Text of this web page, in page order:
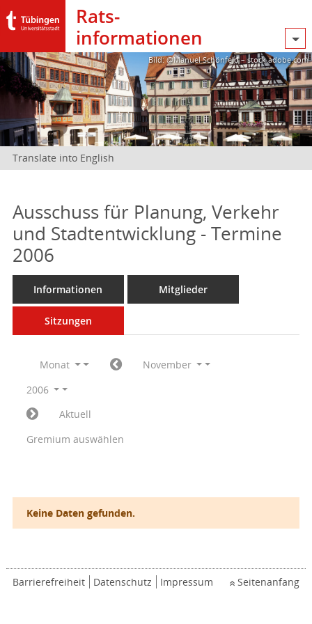
Rats­
informationen
Bild: @Manuel Schönfeld – stock.adobe.com
Translate into English
Ausschuss für Planung, Verkehr
und Stadtentwicklung - Termine
2006
Informationen Mitglieder
Sitzungen
Monat
November
2006
Aktuell
Gremium auswählen
Keine Daten gefunden.
Barrierefreiheit Datenschutz Impressum Seitenanfang